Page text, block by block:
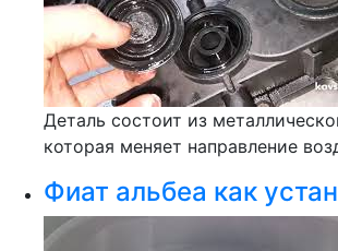
Деталь состоит из
которая меняет направление
Фиат альбеа как